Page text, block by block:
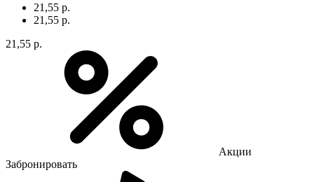
21,55 р.
21,55 р.
21,55 р.
Акции
Забронировать